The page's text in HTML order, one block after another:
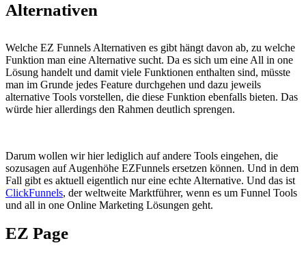
Alternativen
Welche EZ Funnels Alternativen es gibt hängt davon ab, zu welche
Funktion man eine Alternative sucht. Da es sich um eine All in one
Lösung handelt und damit viele Funktionen enthalten sind, müsste
man im Grunde jedes Feature durchgehen und dazu jeweils
alternative Tools vorstellen, die diese Funktion ebenfalls bieten. Das
würde hier allerdings den Rahmen deutlich sprengen.
Darum wollen wir hier lediglich auf andere Tools eingehen, die
sozusagen auf Augenhöhe EZFunnels ersetzen können. Und in dem
Fall gibt es aktuell eigentlich nur eine echte Alternative. Und das ist
ClickFunnels, der weltweite Marktführer, wenn es um Funnel Tools
und all in one Online Marketing Lösungen geht.
EZ Page